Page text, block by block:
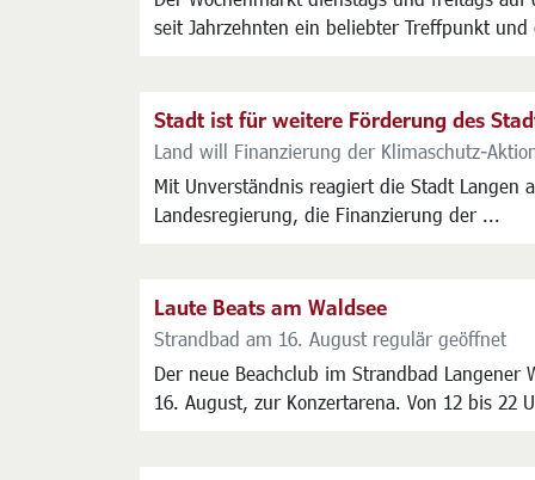
seit Jahrzehnten ein beliebter Treffpunkt und
Stadt ist für weitere Förderung des
Land will Finanzierung der Klimaschutz-
Mit Unverständnis reagiert die Stadt Langen
Landesregierung, die Finanzierung der ...
Laute Beats am Waldsee
Strandbad am 16. August regulär geöffnet
Der neue Beachclub im Strandbad Langener
16. August, zur Konzertarena. Von 12 bis 22